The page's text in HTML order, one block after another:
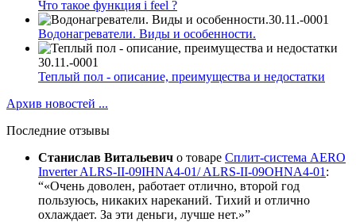
Что такое функция i feel ?
30.11.-0001
Водонагреватели. Виды и особенности.
30.11.-0001
Теплый пол - описание, преимущества и недостатки
Архив новостей ...
Последние отзывы
Станислав Витальевич о товаре Сплит-система AERO
Inverter ALRS-II-09IHNA4-01/ ALRS-II-09OHNA4-01 :
«Очень доволен, работает отлично, второй год
пользуюсь, никаких нареканий. Тихий и отлично
охлаждает. За эти деньги, лучше нет.»